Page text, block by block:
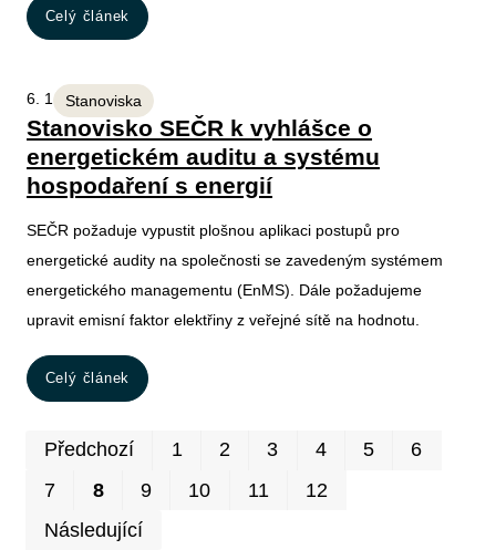
Celý článek
Stanoviska
6. 1. 2026
Stanovisko SEČR k vyhlášce o
energetickém auditu a systému
hospodaření s energií
SEČR požaduje vypustit plošnou aplikaci postupů pro
energetické audity na společnosti se zavedeným systémem
energetického managementu (EnMS). Dále požadujeme
upravit emisní faktor elektřiny z veřejné sítě na hodnotu.
Celý článek
Předchozí 1 2 3 4 5
6
7
8 9 10 11
12
Následující